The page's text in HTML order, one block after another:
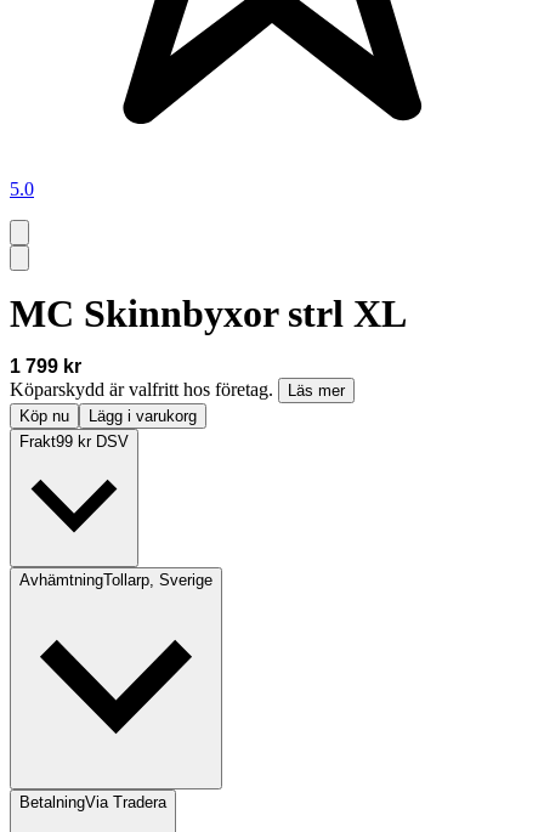
5.0
MC Skinnbyxor strl XL
1 799 kr
Köparskydd är valfritt hos företag.
Läs mer
Köp nu
Lägg i varukorg
Frakt99 kr DSV
AvhämtningTollarp, Sverige
BetalningVia Tradera